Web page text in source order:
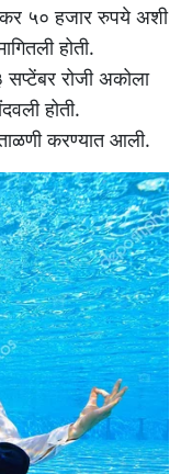
५० हजार रुपये अशी
होती.
सप्टेंबर रोजी अकोला
होती.
करण्यात आली.